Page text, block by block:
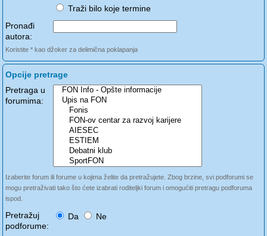
Traži bilo koje termine
Pronađi
autora:
Koristite * kao džoker za delimična poklapanja
Opcije pretrage
Pretraga u
forumima:
Izaberite forum ili forume u kojima želite da pretražujete. Zbog brzine, svi podforumi se
mogu pretraživati tako što ćete izabrati roditeljki forum i omogućiti pretragu podforuma
ispod.
Pretražuj
podforume:
Da Ne